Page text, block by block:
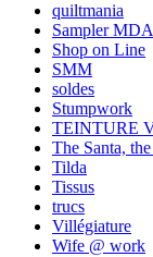
quiltmania
Sampler
Shop on Line
SMM
soldes
Stumpwork
TEINTURE
The Santa,
Tilda
Tissus
trucs
Villégiature
Wife @ work